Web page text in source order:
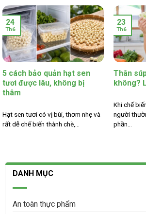
5 cách bảo quản hạt sen
tươi được lâu, không bị
thâm
Hạt sen tươi có vị bùi, thơm nhẹ và
rất dễ chế biến thành chè,...
24
Th6
Thân
không?
Khi chế
người
phần...
23
Th6
DANH MỤC
An toàn thực phẩm